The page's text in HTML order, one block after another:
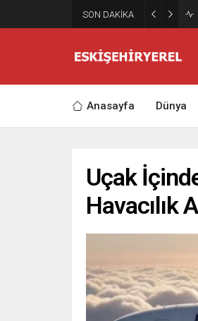
SON DAKİKA
Anasayfa Dünya
Uçak
Havacılık